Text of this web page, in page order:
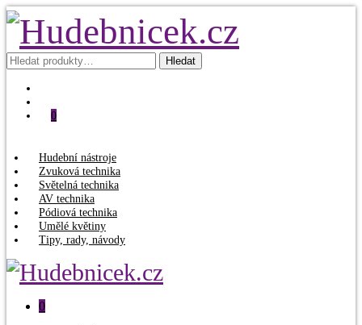
Hledat: Hledat
0
Hudební nástroje
Zvuková technika
Světelná technika
AV technika
Pódiová technika
Umělé květiny
Tipy, rady, návody
0